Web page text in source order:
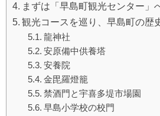
まずは「早島町観光センター」
観光コースを巡り、早島町の歴
龍神社
安原備中供養塔
安養院
金毘羅燈籠
禁酒門と宇喜多堤市場園
早島小学校の校門